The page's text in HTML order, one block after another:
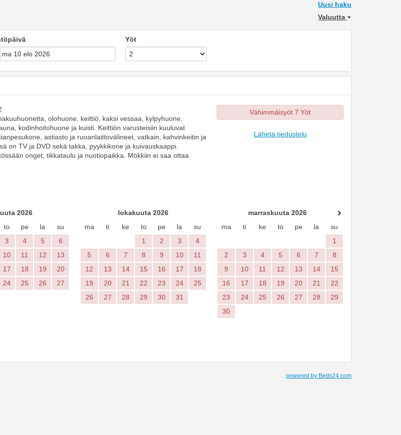
Uusi haku
Valuutta
Yöt
olohuone, keittiö, kaksi vessaa, kylpyhuone,
kodinhoitohuone ja kuisti. Keittiön varusteisiin kuuluvat
astiasto ja ruoanlaittovälineet, vatkain, kahvinkeitin ja
on TV ja DVD sekä takka, pyykkikone ja kuivauskaappi.
onget, tikkataulu ja nuotiopaikka. Mökkiin ei saa ottaa
Vähimmäisyöt 7 Yöt
Lähetä tiedustelu
2026
to pe la
su
3 4 5
6
10 11 12
13
17 18 19
20
24 25 26
27
lokakuuta 2026
ma
ti ke to pe la
su
1
2 3
4
5
6 7 8 9 10
11
12
13 14 15 16 17
18
19
20 21 22 23 24
25
26
27 28 29 30 31
marraskuuta 2026
ma
ti ke to pe la
su
1
2
3 4 5 6 7
8
9
10 11 12 13 14
15
16
17 18 19 20 21
22
23
24 25 26 27 28
29
30
powered by Beds24.com